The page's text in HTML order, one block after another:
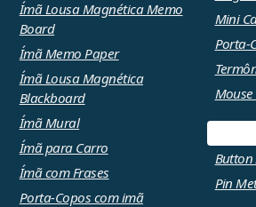
Ímã Lousa Magnética Memo
Board
Ímã Memo Paper
Ímã Lousa Magnética
Blackboard
Ímã Mural
Ímã para Carro
Ímã com Frases
Porta-Copos com imã
Mini
Porta-
Pin